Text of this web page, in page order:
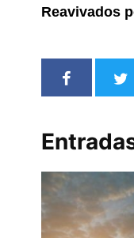
Reavivados